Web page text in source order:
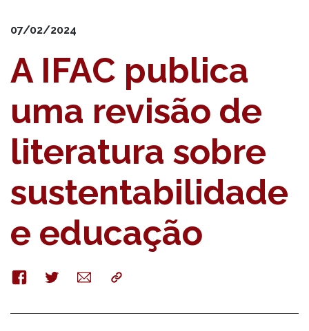
07/02/2024
A IFAC publica
uma revisão de
literatura sobre
sustentabilidade
e educação
FacebookTwitterE-
mail
Copy